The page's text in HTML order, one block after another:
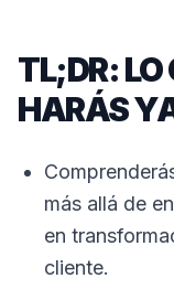
TL;DR: LO
HARÁS
más allá de
en
cliente.